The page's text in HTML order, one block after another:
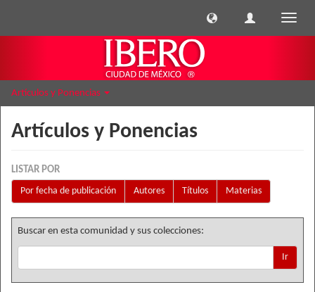
Artículos y Ponencias
Artículos y Ponencias
LISTAR POR
Por fecha de publicación
Autores Títulos Materias
Buscar en esta comunidad y sus colecciones:
Ir